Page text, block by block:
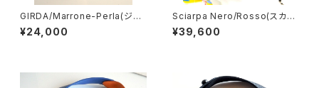
GIRDA/Marrone-Perla(ジル
ダ・ブレスレット）2種類
¥24,000
Sciarpa Nero/Rosso(スカー
フ ブラック＆レッド）
¥39,600